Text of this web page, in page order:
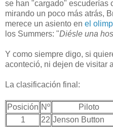
se han "cargado" escuderías
mirando un poco más atrás,
merece un asiento en el
los Summers: "Diésle una
Y como siempre digo, si
aconteció, ni dejen de visitar a
La clasificación final:
Posición Nº Piloto
1
22 Jenson Button